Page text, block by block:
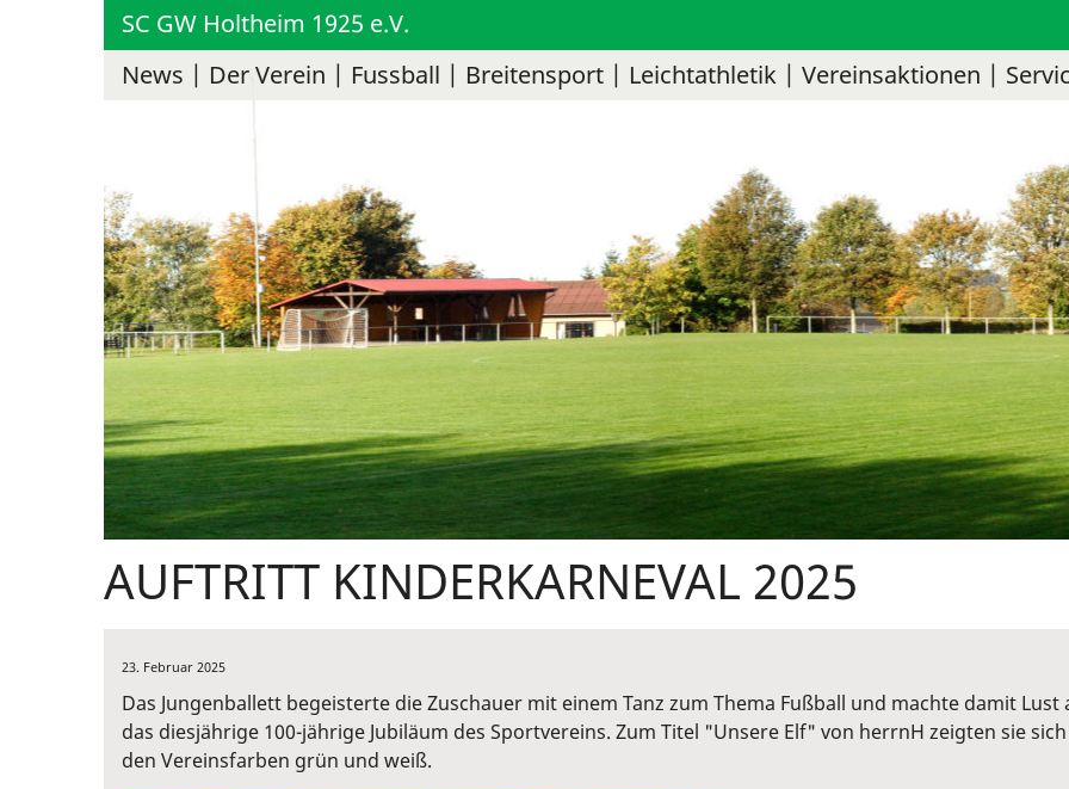
SC GW Holtheim 1925 e.V.
News
Der Verein Fussball Breitensport Leichtathletik Vereinsaktionen
AUFTRITT KINDERKARNEVAL 2025
23. Februar 2025
Das Jungenballett begeisterte die Zuschauer mit einem Tanz zum Thema Fußball und machte damit Lust
das diesjährige 100-jährige Jubiläum des Sportvereins. Zum Titel "Unsere Elf" von herrnH zeigten sie
den Vereinsfarben grün und weiß.